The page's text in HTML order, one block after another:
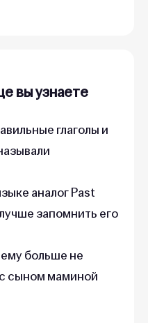
вы узнаете
глаголы и
аналог Past
запомнить его
больше не
сыном маминой